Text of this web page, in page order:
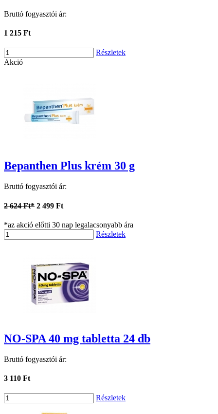
Bruttó fogyasztói ár:
1 215 Ft
Részletek
Akció
Bepanthen Plus krém 30 g
Bruttó fogyasztói ár:
2 624 Ft* 2 499 Ft
*az akció előtti 30 nap legalacsonyabb ára
Részletek
NO-SPA 40 mg tabletta 24 db
Bruttó fogyasztói ár:
3 110 Ft
Részletek